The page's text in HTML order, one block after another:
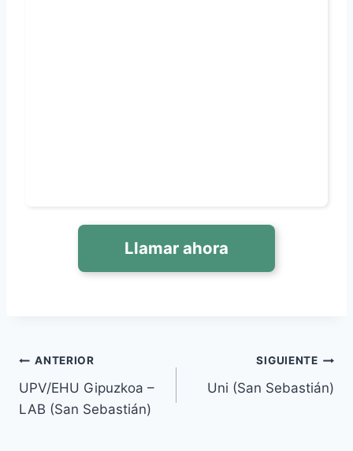
Llamar ahora
Navegación
de
ANTERIOR
UPV/EHU Gipuzkoa –
LAB (San Sebastián)
SIGUIENTE
Uni (San Sebastián)